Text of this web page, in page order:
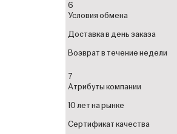
6
Условия обмена
Доставка в день заказа
Возврат в течение недели
7
Атрибуты компании
10 лет на рынке
Сертификат качества